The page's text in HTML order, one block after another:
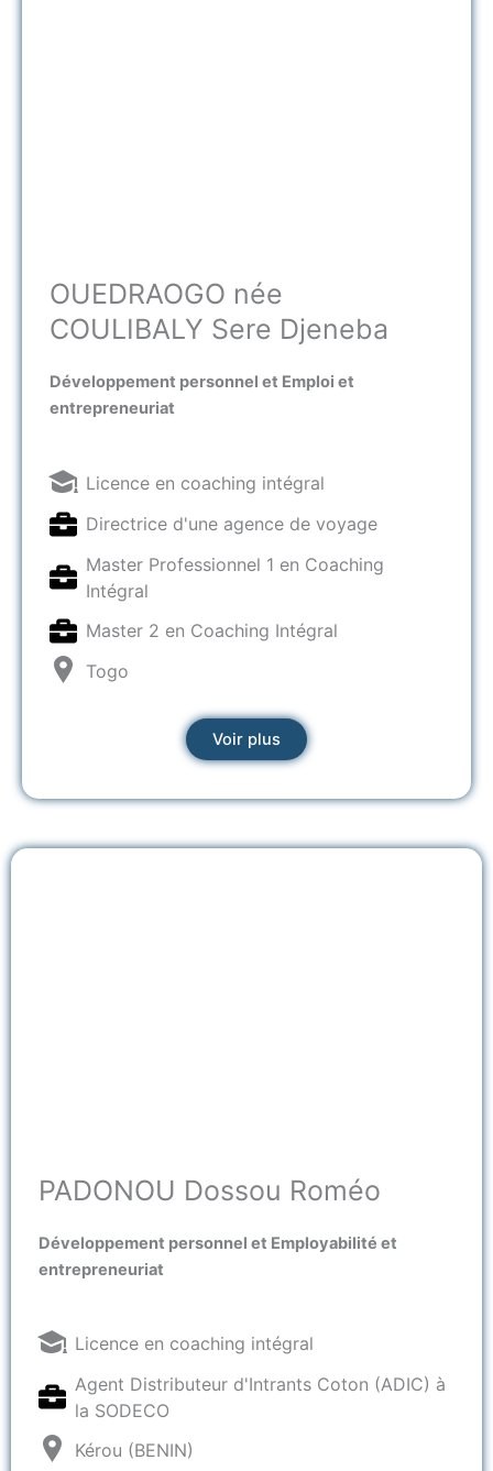
OUEDRAOGO née
COULIBALY Sere Djeneba​
Développement personnel et Emploi et
entrepreneuriat
Licence en coaching intégral
Directrice d'une agence de voyage
Master Professionnel 1 en Coaching
Intégral
Master 2 en Coaching Intégral
Togo
Voir plus
PADONOU Dossou Roméo
Développement personnel et Employabilité et
entrepreneuriat
Licence en coaching intégral
Agent Distributeur d'Intrants Coton (ADIC) à
la SODECO
Kérou (BENIN)